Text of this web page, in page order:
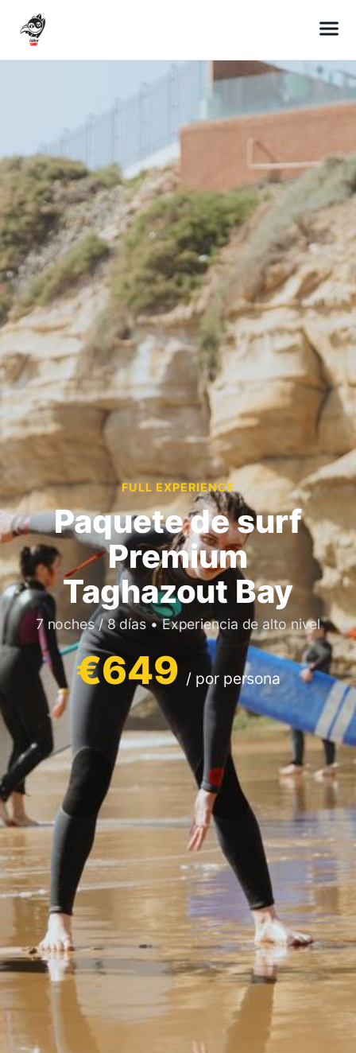
FULL EXPERIENCE
Paquete de surf
Premium
Taghazout Bay
7 noches / 8 días • Experiencia de alto nivel
€649 / por persona